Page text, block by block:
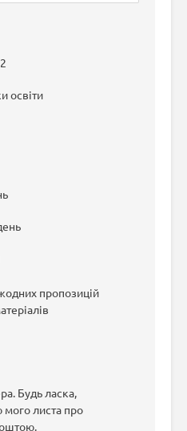
освіти
пропозицій
Будь ласка,
мого листа про